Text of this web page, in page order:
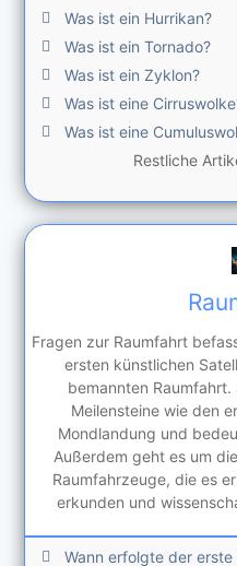
Was ist ein Hurrikan?
Was ist ein Tornado?
Was ist ein Zyklon?
Was ist eine
Was ist eine
Restliche
Fragen zur Raumfahrt
ersten künstlichen
bemannten
Meilensteine wie den
Mondlandung und
Außerdem geht es um
Raumfahrzeuge, die es
erkunden und
Wann erfolgte der